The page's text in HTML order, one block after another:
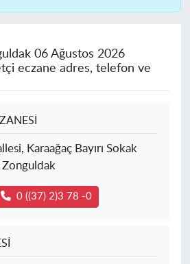
06 Ağustos 2026
eczane adres, telefon ve
Karaağaç Bayırı Sokak
0 ((37) 2)3 78 -0